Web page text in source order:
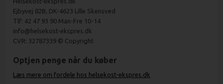
Ejbyvej 82B, DK-4623 Lille Skensved
Tlf: 42 47 93 90 Man-Fre 10-14
info@helsekost-ekspres.dk
CVR: 32787339 © Copyright
Optjen penge når du køber
Læs mere om fordele hos helsekost-ekspres.dk